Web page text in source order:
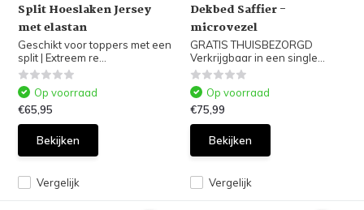
Split Hoeslaken Jersey
met elastan
Geschikt voor toppers met een
split | Extreem re...
Vergelijk
Op voorraad
€65,95
Bekijken
Dekbed Saffier -
microvezel
GRATIS THUISBEZORGD
Verkrijgbaar in een single...
Vergelijk
Op voorraad
€75,99
Bekijken